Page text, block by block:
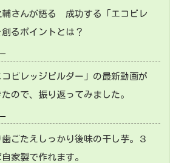
輔さんが語る 成功する「エコビレ
創るポイントとは？
コビレッジビルダー」の最新動画が
ので、振り返ってみました。
ごたえしっかり後味の干し芋。３
自家製で作れます。